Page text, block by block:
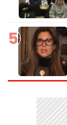
5